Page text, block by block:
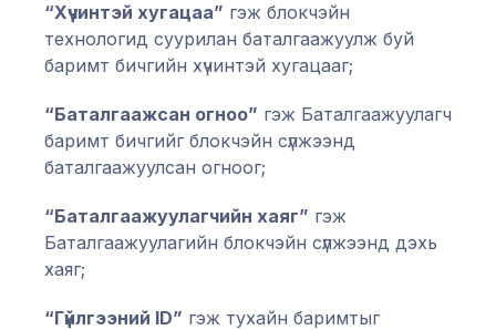
“Хүчинтэй хугацаа” гэж блокчэйн
технологид суурилан баталгаажуулж буй
баримт бичгийн хүчинтэй хугацааг;
“Баталгаажсан огноо” гэж Баталгаажуулагч
баримт бичгийг блокчэйн сүлжээнд
баталгаажуулсан огноог;
“Баталгаажуулагчийн хаяг” гэж
Баталгаажуулагийн блокчэйн сүлжээнд дэхь
хаяг;
“Гүйлгээний ID” гэж тухайн баримтыг